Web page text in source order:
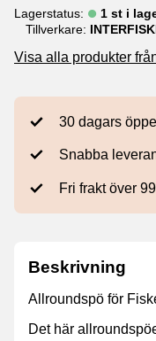
Lagerstatus 1 st i
Tillverkare
Visa alla produkter
30 dagars
Snabba
Fri frakt över
Beskrivning
Allroundspö för
Det här